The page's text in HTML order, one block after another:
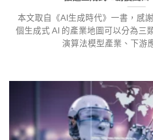
本文取自《AI生成時代》一書，感
個生成式 AI 的產業地圖可以分為三
演算法模型產業、下游